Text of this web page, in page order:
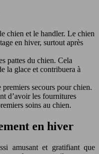
chien et le handler. Le chien
en hiver, surtout après
pattes du chien. Cela
la glace et contribuera à
secours pour chien.
d’avoir les fournitures
soins au chien.
en hiver
amusant et gratifiant que